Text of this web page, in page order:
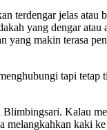
terdengar jelas atau
yang dengar
yang makin terasa
tapi tetap
Kalau
melangkahkan kaki